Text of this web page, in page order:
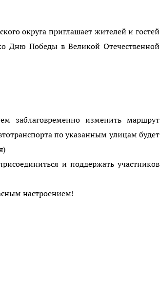
округа приглашает жителей и гостей
Дню Победы в Великой Отечественной
заблаговременно изменить маршрут
по указанным улицам будет
и поддержать участников
настроением!